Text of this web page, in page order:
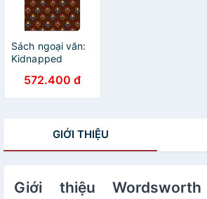
Sách ngoại văn:
Kidnapped
572.400 đ
GIỚI THIỆU
Giới thiệu